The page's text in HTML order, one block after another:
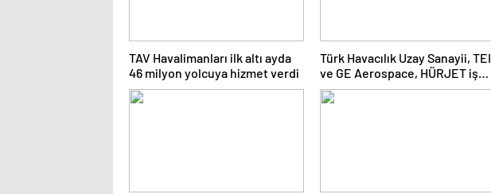
TAV Havalimanları ilk altı ayda
46 milyon yolcuya hizmet verdi
Türk Havacılık Uzay Sanayii, TEI
ve GE Aerospace, HÜRJET iş
birliğini genişletmek amacıyla
Mutabakat Anlaşması imzalıyor